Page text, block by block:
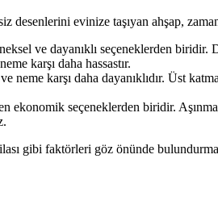
desenlerini evinize taşıyan ahşap,
ve dayanıklı seçeneklerden
karşı daha hassastır.
karşı daha dayanıklıdır. Üst
ekonomik seçeneklerden biridir.
gibi faktörleri göz önünde